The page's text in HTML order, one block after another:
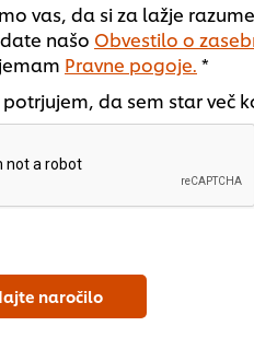
vas, da si za lažje
našo Obvestilo o
Pravne pogoje. *
naročilo